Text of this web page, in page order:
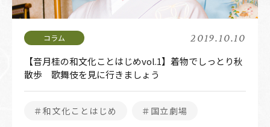
2019.10.10
【音月桂の和文化ことはじめvol.1】着物でしっとり秋
散歩 歌舞伎を見に行きましょう
＃和文化ことはじめ ＃国立劇場